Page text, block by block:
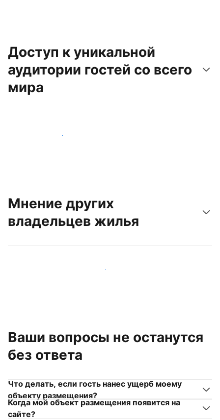
Доступ к уникальной
аудитории гостей со всего
мира
Привлечь новых гостей
Мнение других
владельцев жилья
Присоединиться к другим владельцам жилья
Ваши вопросы не останутся
без ответа
Что делать, если гость нанес ущерб моему
объекту размещения?
Когда мой объект размещения появится на
сайте?